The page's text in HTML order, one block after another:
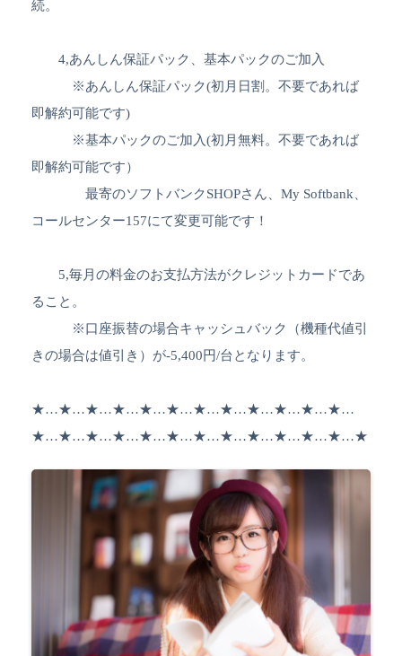
続。
4,あんしん保証パック、基本パックのご加入
※あんしん保証パック(初月日割。不要であれば
即解約可能です)
※基本パックのご加入(初月無料。不要であれば
即解約可能です）
最寄のソフトバンクSHOPさん、My Softbank、
コールセンター157にて変更可能です！
5,毎月の料金のお支払方法がクレジットカードであ
ること。
※口座振替の場合キャッシュバック（機種代値引
きの場合は値引き）が-5,400円/台となります。
★…★…★…★…★…★…★…★…★…★…★…★…
★…★…★…★…★…★…★…★…★…★…★…★…★